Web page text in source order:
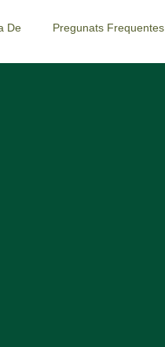
De Pregunats Frequentes